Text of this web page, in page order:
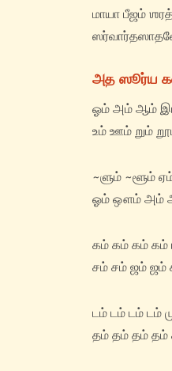
மாயா பீஜம்
அத ஸூர்ய
ஓம் அம் ஆம் இம்
உம் ஊம் றும்
~ளும் ~ளூம்
ஓம் ஔம் அம்
கம் கம் கம் கம்
சம் சம் ஜம் ஜம்
டம் டம் டம் டம்
தம் தம் தம் தம்